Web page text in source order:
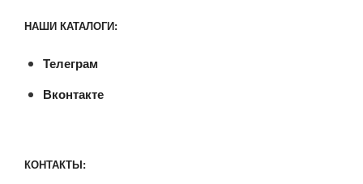
НАШИ КАТАЛОГИ:
Телеграм
Вконтакте
КОНТАКТЫ: